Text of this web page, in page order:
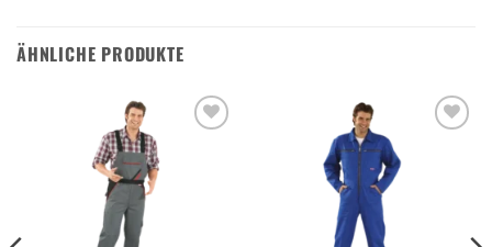
ÄHNLICHE PRODUKTE
hinzufügen
hinzufügen